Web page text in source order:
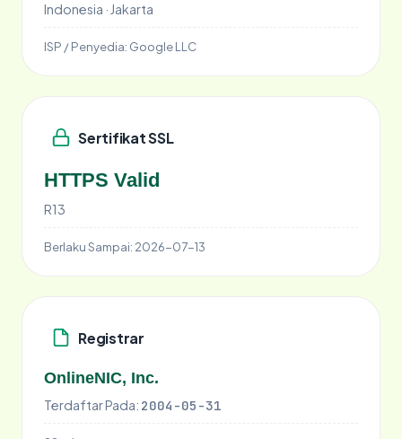
Indonesia · Jakarta
ISP / Penyedia: Google LLC
Sertifikat SSL
HTTPS Valid
R13
Berlaku Sampai: 2026-07-13
Registrar
OnlineNIC, Inc.
Terdaftar Pada: 2004-05-31